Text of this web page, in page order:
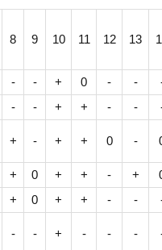
8 9 10 11 12 13
- - + 0 - -
- - + + - -
+ - + + 0 -
+ 0 + + - +
+ 0 + + - -
- - + - - -